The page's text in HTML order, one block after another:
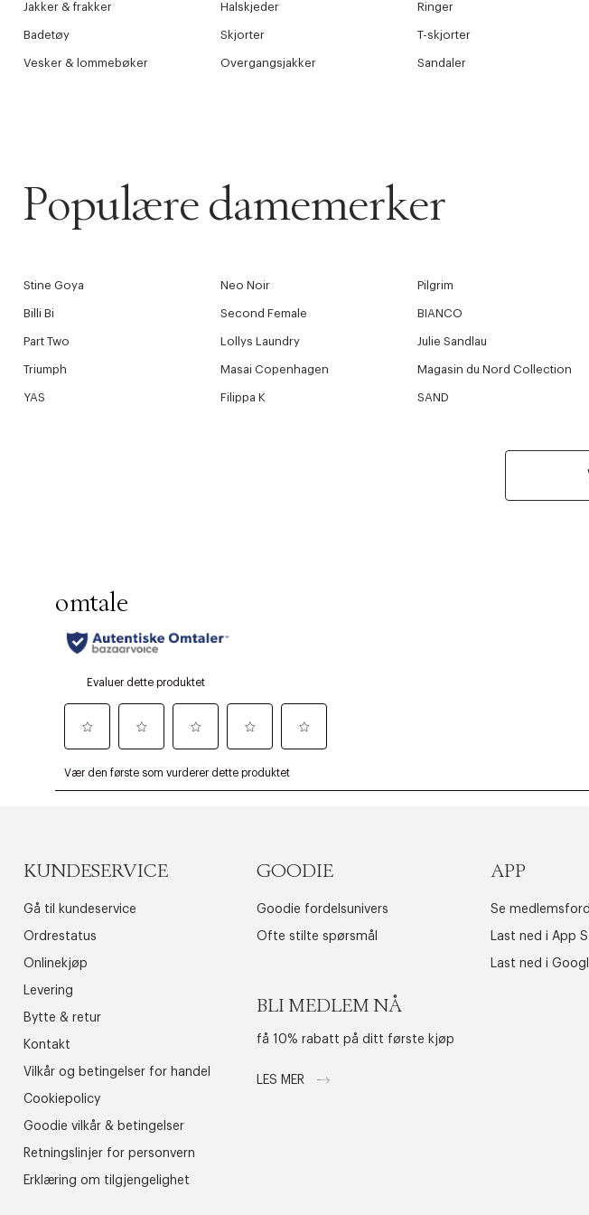
Jakker & frakker Halskjeder Ringer
Badetøy Skjorter T-skjorter
Vesker & lommebøker Overgangsjakker Sandaler
Populære damemerker
Stine Goya Neo Noir Pilgrim
Billi Bi Second Female BIANCO
Part Two Lollys Laundry Julie Sandlau
Triumph Masai Copenhagen Magasin du Nord Collection
YAS Filippa K SAND
KUNDESERVICE
Gå til kundeservice
Ordrestatus
Onlinekjøp
Levering
Bytte & retur
Kontakt
Vilkår og betingelser for handel
Cookiepolicy
Goodie vilkår & betingelser
Retningslinjer for personvern
Erklæring om tilgjengelighet
GOODIE
Goodie fordelsunivers
Ofte stilte spørsmål
BLI MEDLEM NÅ
få 10% rabatt på ditt første kjøp
LES MER
APP
Se
Last ned i App
Last ned i